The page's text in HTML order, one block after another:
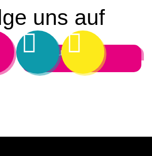
uns auf
Ich bin Aussteller